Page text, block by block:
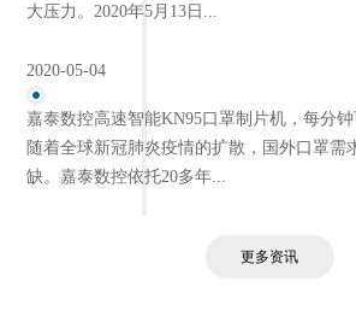
大压力。2020年5月13日...
2020-05-04
嘉泰数控高速智能KN95口罩制片机，每分钟
随着全球新冠肺炎疫情的扩散，国外口罩需
缺。嘉泰数控依托20多年...
更多资讯